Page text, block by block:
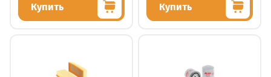
Купить Купить